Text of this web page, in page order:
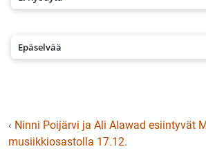
Epäselvää
‹ Ninni Poijärvi ja Ali Alawad esiintyvät
musiikkiosastolla 17.12.